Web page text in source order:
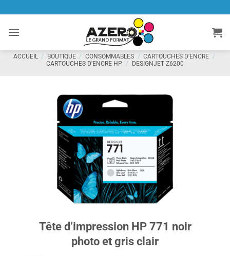
contenu
ACCUEIL / BOUTIQUE / CONSOMMABLES / CARTOUCHES D'ENCRE /
CARTOUCHES D'ENCRE HP / DESIGNJET Z6200
Tête d’impression HP 771 noir
photo et gris clair